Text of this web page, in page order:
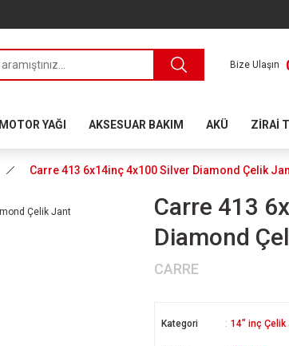
Bize Ulaşın
MOTOR YAĞI AKSESUAR BAKIM AKÜ ZİRAİ
Carre 413 6x14inç 4x100 Silver Diamond Çelik
Carre 413
Diamond
CARRE
Kategori 14” inç